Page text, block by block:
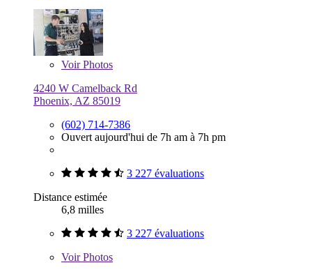
VoirPhotos
4240 W Camelback Rd
Phoenix, AZ 85019
(602) 714-7386
Ouvert aujourd'hui de 7h am à 7h pm
3 227 évaluations
Distance estimée
6,8 milles
3 227 évaluations
VoirPhotos